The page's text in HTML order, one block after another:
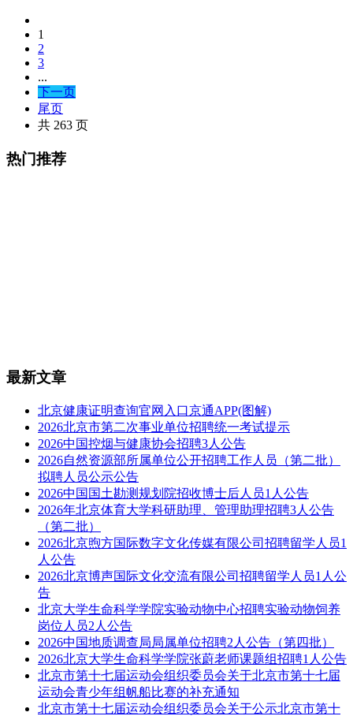
1
2
3
...
下一页
尾页
共 263 页
热门推荐
最新文章
北京健康证明查询官网入口京通APP(图解)
2026北京市第二次事业单位招聘统一考试提示
2026中国控烟与健康协会招聘3人公告
2026自然资源部所属单位公开招聘工作人员（第二批）
拟聘人员公示公告
2026中国国土勘测规划院招收博士后人员1人公告
2026年北京体育大学科研助理、管理助理招聘3人公告
（第二批）
2026北京煦方国际数字文化传媒有限公司招聘留学人员1
人公告
2026北京博声国际文化交流有限公司招聘留学人员1人公
告
北京大学生命科学学院实验动物中心招聘实验动物饲养
岗位人员2人公告
2026中国地质调查局局属单位招聘2人公告（第四批）
2026北京大学生命科学学院张蔚老师课题组招聘1人公告
北京市第十七届运动会组织委员会关于北京市第十七届
运动会青少年组帆船比赛的补充通知
北京市第十七届运动会组织委员会关于公示北京市第十